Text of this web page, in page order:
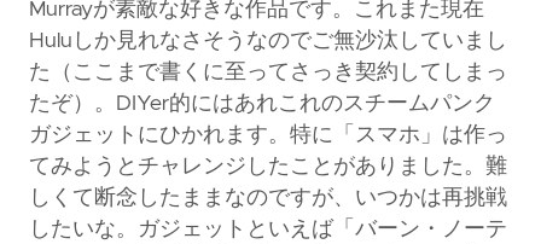
Murrayが素敵な好きな作品です。これまた現在
Huluしか見れなさそうなのでご無沙汰していまし
た（ここまで書くに至ってさっき契約してしまっ
たぞ）。DIYer的にはあれこれのスチームパンク
ガジェットにひかれます。特に「スマホ」は作っ
てみようとチャレンジしたことがありました。難
しくて断念したままなのですが、いつかは再挑戦
したいな。ガジェットといえば「バーン・ノーテ